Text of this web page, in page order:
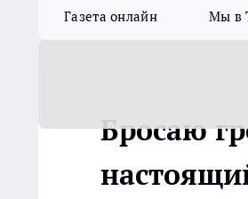
Газета онлайн Мы в
Бросаю